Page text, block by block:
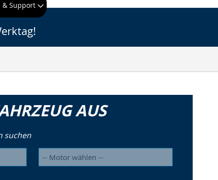
& Support
AUS
suchen